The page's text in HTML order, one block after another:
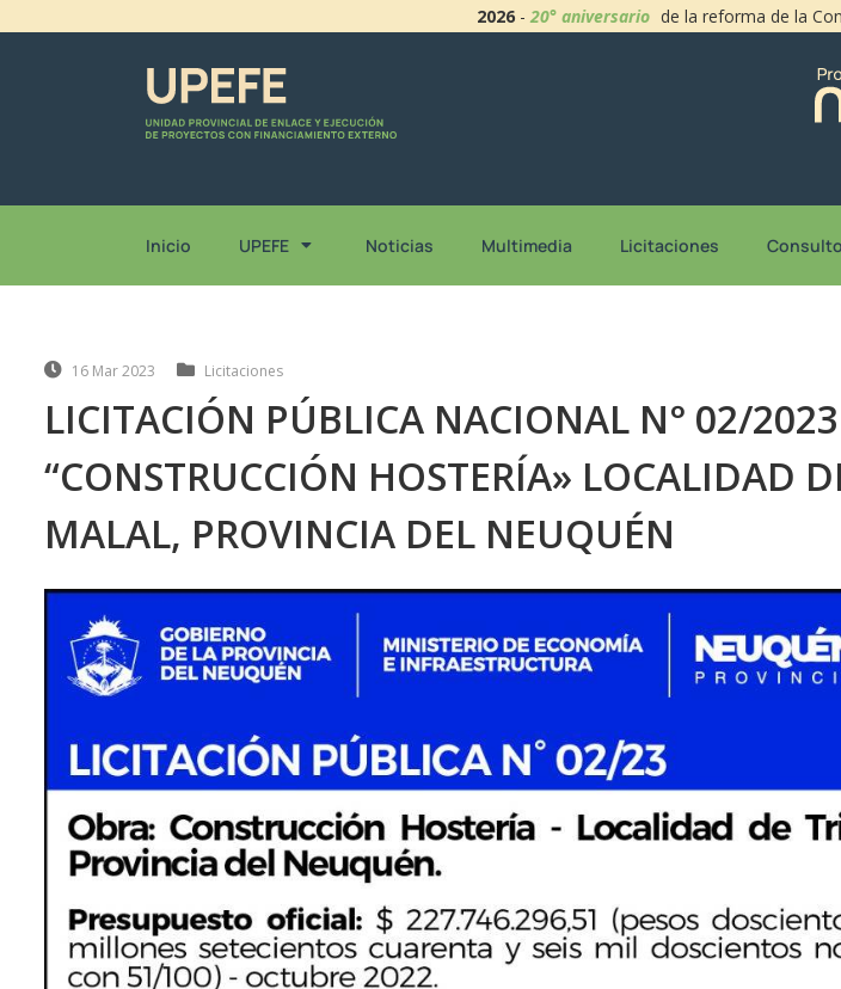
2026 -20° aniversario de la reforma de la
Inicio UPEFE Noticias Multimedia Licitaciones
16 Mar 2023 Licitaciones
LICITACIÓN PÚBLICA NACIONAL N° 02/
“CONSTRUCCIÓN HOSTERÍA» LOCALIDAD
MALAL, PROVINCIA DEL NEUQUÉN